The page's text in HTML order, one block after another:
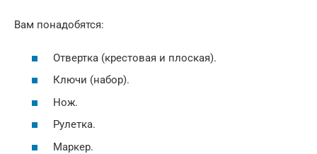
Вам понадобятся:
Отвертка (крестовая и плоская).
Ключи (набор).
Нож.
Рулетка.
Маркер.